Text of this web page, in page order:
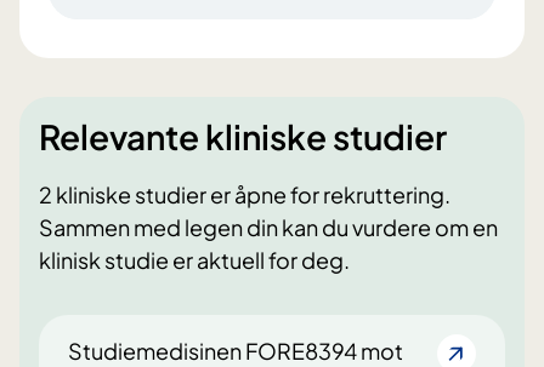
Relevante kliniske studier
2 kliniske studier er åpne for rekruttering.
Sammen med legen din kan du vurdere om en
klinisk studie er aktuell for deg.
Studiemedisinen FORE8394 mot